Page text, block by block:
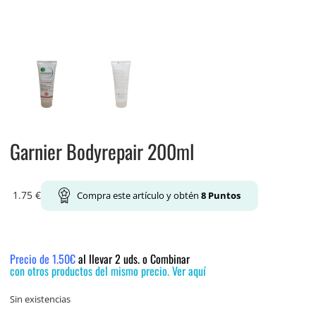
Garnier Bodyrepair 200ml
1.75 € Compra este artículo y obtén 8Puntos
Precio de 1.50€al llevar 2 uds. o Combinar
con otros productos del mismo precio. Ver aquí
Sin existencias